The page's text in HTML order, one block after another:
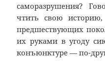
саморазрушения?
чтить свою историю,
предшествующих
их руками в угоду
конъюнктуре — по-